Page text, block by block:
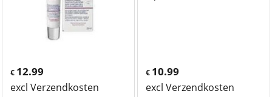
€ 12.99
excl Verzendkosten
€ 10.99
excl Verzendkosten